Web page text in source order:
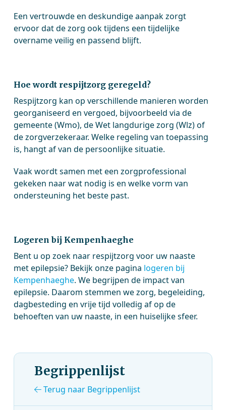
Een vertrouwde en deskundige aanpak zorgt
ervoor dat de zorg ook tijdens een tijdelijke
overname veilig en passend blijft.
Hoe wordt respijtzorg geregeld?
Respijtzorg kan op verschillende manieren worden
georganiseerd en vergoed, bijvoorbeeld via de
gemeente (Wmo), de Wet langdurige zorg (Wlz) of
de zorgverzekeraar. Welke regeling van toepassing
is, hangt af van de persoonlijke situatie.
Vaak wordt samen met een zorgprofessional
gekeken naar wat nodig is en welke vorm van
ondersteuning het beste past.
Logeren bij Kempenhaeghe
Bent u op zoek naar respijtzorg voor uw naaste
met epilepsie? Bekijk onze pagina logeren bij
Kempenhaeghe. We begrijpen de impact van
epilepsie. Daarom stemmen we zorg, begeleiding,
dagbesteding en vrije tijd volledig af op de
behoeften van uw naaste, in een huiselijke sfeer.
Begrippenlijst
Terug naar Begrippenlijst